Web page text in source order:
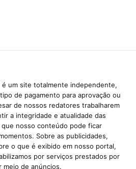
é um site totalmente independente,
de pagamento para aprovação ou
de nossos redatores trabalharem
a integridade e atualidade das
nosso conteúdo pode ficar
Sobre as publicidades,
o que é exibido em nosso portal,
por serviços prestados por
de anúncios.